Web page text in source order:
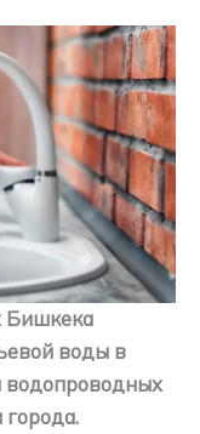
Бишкека
воды в
водопроводных